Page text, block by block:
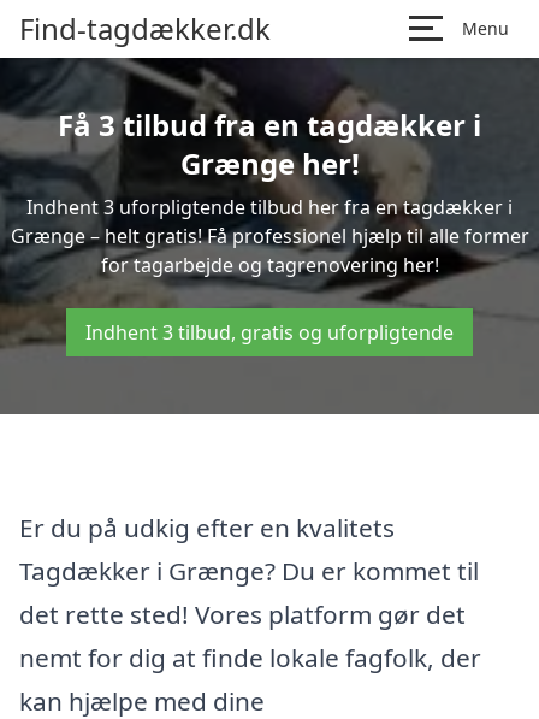
Find-tagdækker.dk Menu
Få 3 tilbud fra en tagdækker i
Grænge her!
Indhent 3 uforpligtende tilbud her fra en tagdækker i
Grænge – helt gratis! Få professionel hjælp til alle former
for tagarbejde og tagrenovering her!
Indhent 3 tilbud, gratis og uforpligtende
Er du på udkig efter en kvalitets
Tagdækker i Grænge? Du er kommet til
det rette sted! Vores platform gør det
nemt for dig at finde lokale fagfolk, der
kan hjælpe med dine